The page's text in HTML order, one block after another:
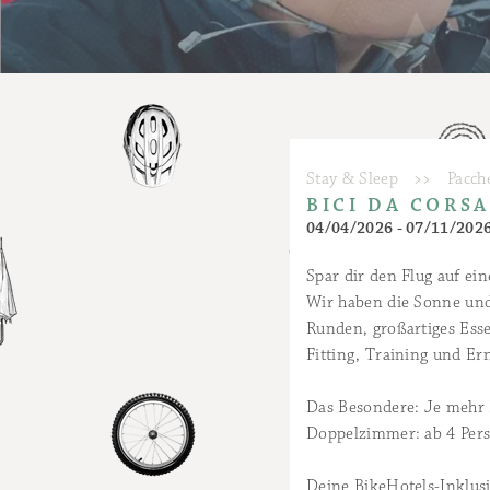
Stay & Sleep >>
BICI DA
04/04/2026 - 07/11/
Spar dir den Flug auf
Wir haben die Sonne
Runden, großartiges
Fitting, Training und
Das Besondere: Je
Doppelzimmer: ab 4